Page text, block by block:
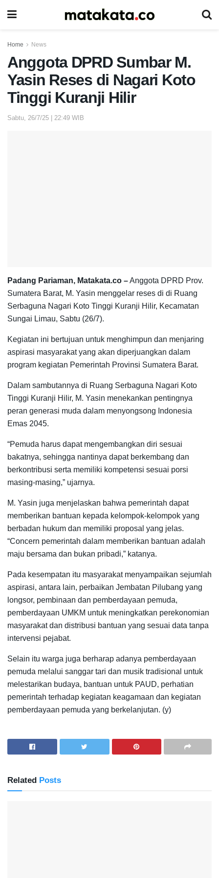
Home News
Anggota DPRD Sumbar M.
Yasin Reses di Nagari Koto
Tinggi Kuranji Hilir
Sabtu, 26/7/25 | 22:49 WIB
Padang Pariaman, Matakata.co –Anggota DPRD Prov.
Sumatera Barat, M. Yasin menggelar reses di di Ruang
Serbaguna Nagari Koto Tinggi Kuranji Hilir, Kecamatan
Sungai Limau, Sabtu (26/7).
Kegiatan ini bertujuan untuk menghimpun dan menjaring
aspirasi masyarakat yang akan diperjuangkan dalam
program kegiatan Pemerintah Provinsi Sumatera Barat.
Dalam sambutannya di Ruang Serbaguna Nagari Koto
Tinggi Kuranji Hilir, M. Yasin menekankan pentingnya
peran generasi muda dalam menyongsong Indonesia
Emas 2045.
“Pemuda harus dapat mengembangkan diri sesuai
bakatnya, sehingga nantinya dapat berkembang dan
berkontribusi serta memiliki kompetensi sesuai porsi
masing-masing,” ujarnya.
M. Yasin juga menjelaskan bahwa pemerintah dapat
memberikan bantuan kepada kelompok-kelompok yang
berbadan hukum dan memiliki proposal yang jelas.
“Concern pemerintah dalam memberikan bantuan adalah
maju bersama dan bukan pribadi,” katanya.
Pada kesempatan itu masyarakat menyampaikan sejumlah
aspirasi, antara lain, perbaikan Jembatan Pilubang yang
longsor, pembinaan dan pemberdayaan pemuda,
pemberdayaan UMKM untuk meningkatkan perekonomian
masyarakat dan distribusi bantuan yang sesuai data tanpa
intervensi pejabat.
Selain itu warga juga berharap adanya pemberdayaan
pemuda melalui sanggar tari dan musik tradisional untuk
melestarikan budaya, bantuan untuk PAUD, perhatian
pemerintah terhadap kegiatan keagamaan dan kegiatan
pemberdayaan pemuda yang berkelanjutan. (y)
Related Posts